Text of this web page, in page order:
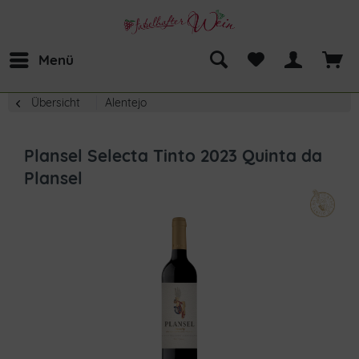
Menü
Übersicht Alentejo
Plansel Selecta Tinto 2023 Quinta da
Plansel